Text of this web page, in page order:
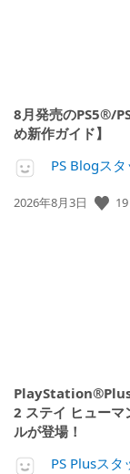
8月発売のPS5®/
め新作ガイド】
PS Blogスタ
公
2026年8月3日 19
PlayStation®Plus
2 ステイ ヒュー
ルが登場！
PS Plusスタ